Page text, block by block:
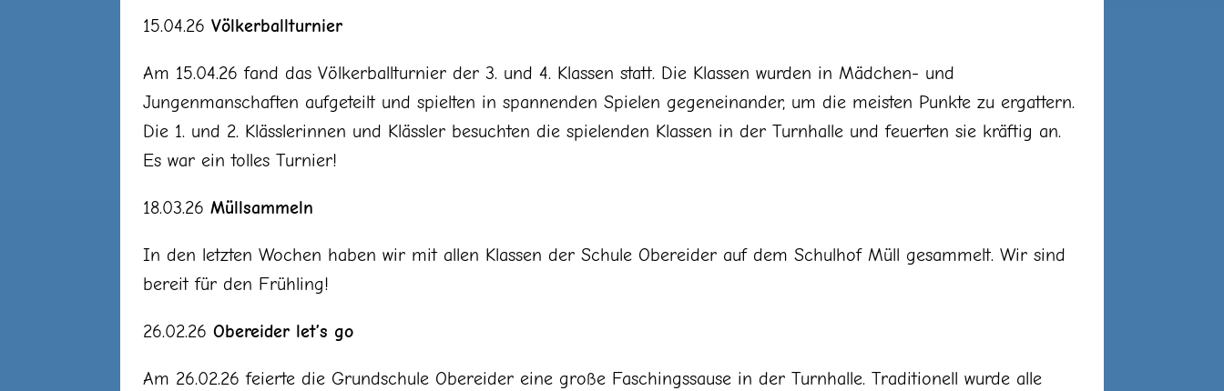
15.04.26 Völkerballturnier
Am 15.04.26 fand das Völkerballturnier der 3. und 4. Klassen statt. Die Klassen wurden in Mädchen- und
Jungenmanschaften aufgeteilt und spielten in spannenden Spielen gegeneinander, um die meisten Punkte zu ergattern.
Die 1. und 2. Klässlerinnen und Klässler besuchten die spielenden Klassen in der Turnhalle und feuerten sie kräftig an.
Es war ein tolles Turnier!
18.03.26 Müllsammeln
In den letzten Wochen haben wir mit allen Klassen der Schule Obereider auf dem Schulhof Müll gesammelt. Wir sind
bereit für den Frühling!
26.02.26 Obereider let’s go
Am 26.02.26 feierte die Grundschule Obereider eine große Faschingssause in der Turnhalle. Traditionell wurde alle